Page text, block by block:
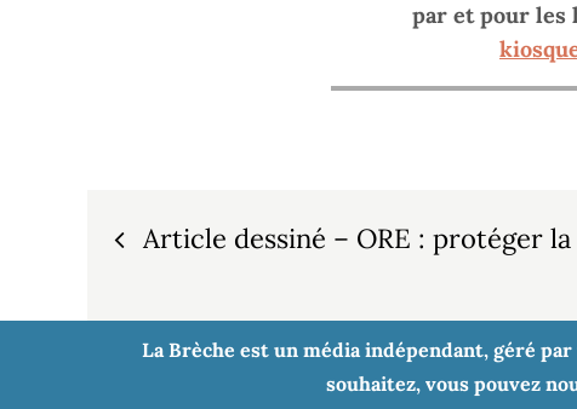
par et pour les
Navigation
l’article
Article dessiné – ORE : protéger
La Brèche est un média indépendant, géré
souhaitez, vous pouvez